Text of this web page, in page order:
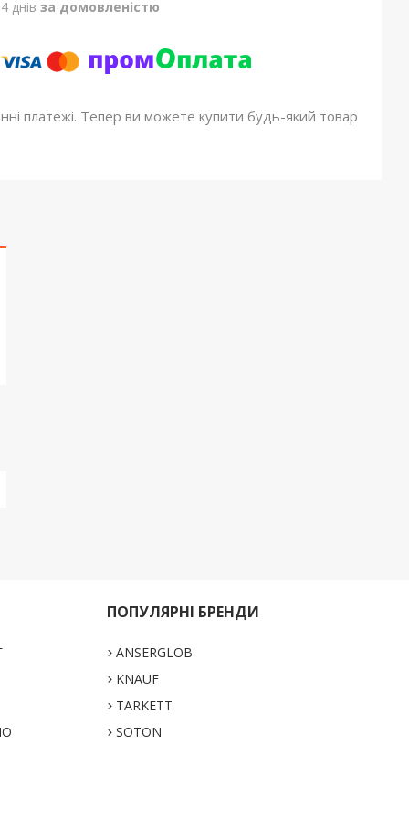
днів за домовленістю
платежі. Тепер ви можете купити будь-який товар
ПОПУЛЯРНІ БРЕНДИ
ANSERGLOB
KNAUF
TARKETT
SOTON